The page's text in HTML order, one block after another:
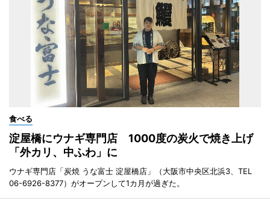
食べる
淀屋橋にウナギ専門店 1000度の炭火で焼き上げ
「外カリ、中ふわ」に
ウナギ専門店「炭焼 うな富士 淀屋橋店」（大阪市中央区北浜3、TEL
06-6926-8377）がオープンして1カ月が過ぎた。